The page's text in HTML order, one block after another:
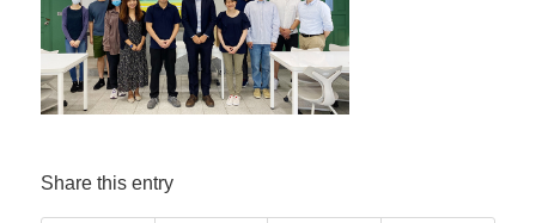
Share this entry